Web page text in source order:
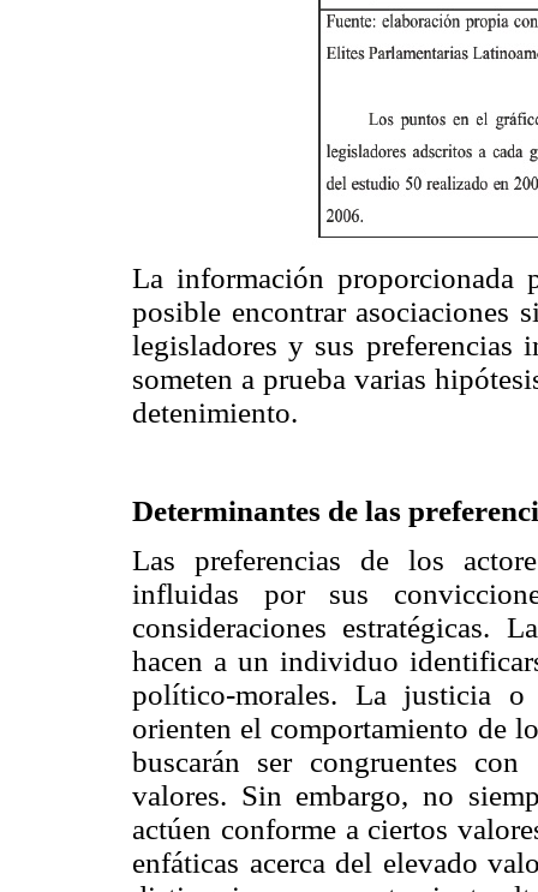
La información proporcionada
posible encontrar asociaciones
legisladores y sus preferencias
someten a prueba varias
detenimiento.
Determinantes de las
Las preferencias de los
influidas por sus
consideraciones estratégicas.
hacen a un individuo
político-morales. La justicia o
orienten el comportamiento de
buscarán ser congruentes
valores. Sin embargo, no
actúen conforme a ciertos
enfáticas acerca del elevado